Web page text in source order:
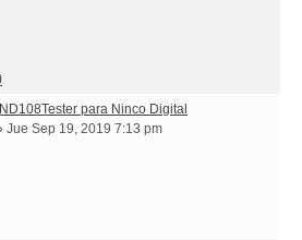
para Ninco Digital
Jue Sep 19, 2019 7:13 pm